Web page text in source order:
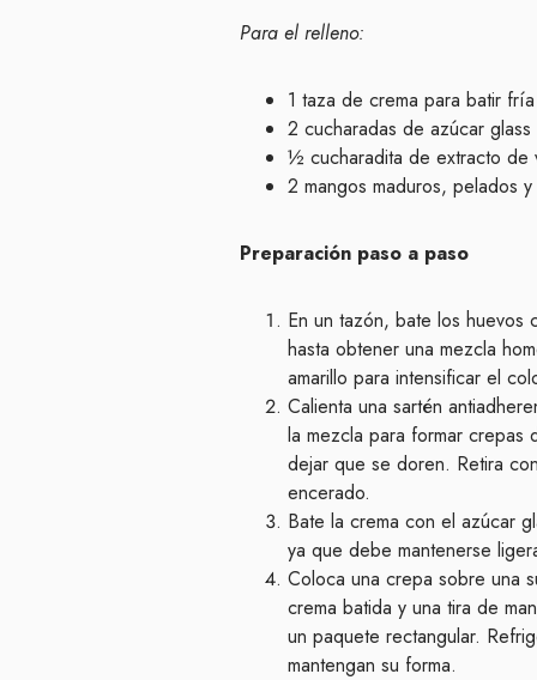
Para el relleno:
1 taza de crema para batir fría
2 cucharadas de azúcar glass
½ cucharadita de extracto de
2 mangos maduros, pelados
Preparación paso a paso
En un tazón, bate los huevos
hasta obtener una mezcla
amarillo para intensificar el
Calienta una sartén
la mezcla para formar crepas
dejar que se doren. Retira
encerado.
Bate la crema con el azúcar
ya que debe mantenerse
Coloca una crepa sobre una
crema batida y una tira de
un paquete rectangular.
mantengan su forma.